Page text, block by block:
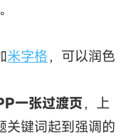
米字格，可以润色
一张过渡页，上
关键词起到强调的